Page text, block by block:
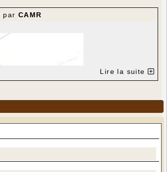
par CAMR
Lire la suite